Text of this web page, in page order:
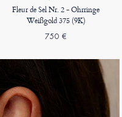
Fleur de Sel Nr. 2 - Ohrringe
Weißgold 375 (9K)
750 €